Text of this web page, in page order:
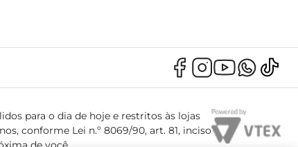
para o dia de hoje e restritos às lojas
conforme Lei n.º 8069/90, art. 81, inciso